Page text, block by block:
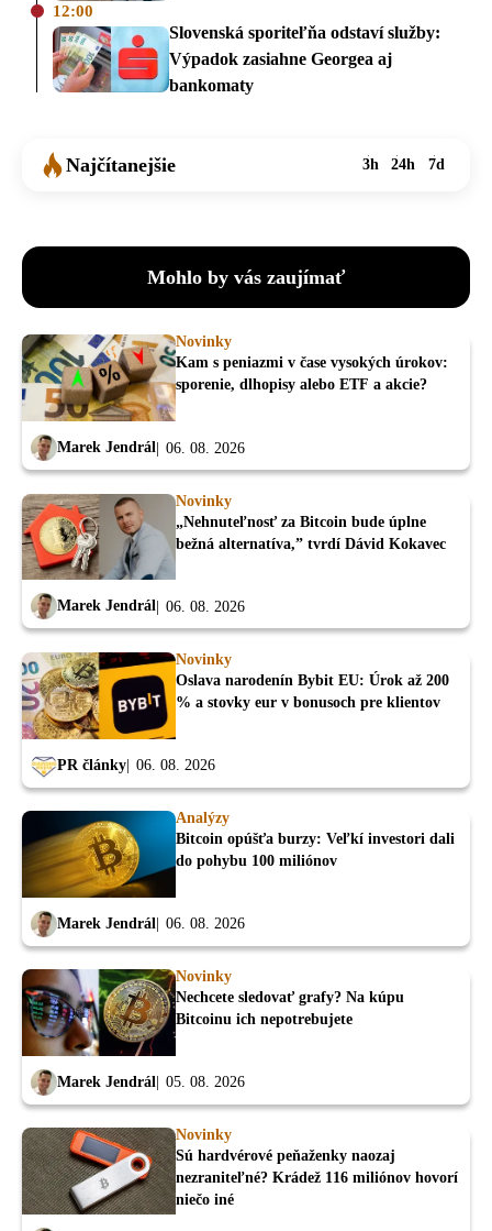
12:00
Slovenská sporiteľňa odstaví služby:
Výpadok zasiahne Georgea aj
bankomaty
Najčítanejšie 3h 24h 7d
Mohlo by vás zaujímať
Novinky
Kam s peniazmi v čase vysokých úrokov:
sporenie, dlhopisy alebo ETF a akcie?
Marek Jendrál 06. 08. 2026
Novinky
„Nehnuteľnosť za Bitcoin bude úplne
bežná alternatíva,” tvrdí Dávid Kokavec
Marek Jendrál 06. 08. 2026
Novinky
Oslava narodenín Bybit EU: Úrok až 200
% a stovky eur v bonusoch pre klientov
PR články 06. 08. 2026
Analýzy
Bitcoin opúšťa burzy: Veľkí investori dali
do pohybu 100 miliónov
Marek Jendrál 06. 08. 2026
Novinky
Nechcete sledovať grafy? Na kúpu
Bitcoinu ich nepotrebujete
Marek Jendrál 05. 08. 2026
Novinky
Sú hardvérové peňaženky naozaj
nezraniteľné? Krádež 116 miliónov hovorí
niečo iné